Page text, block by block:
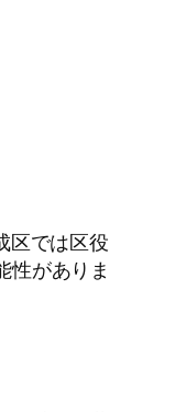
区では区役
性がありま